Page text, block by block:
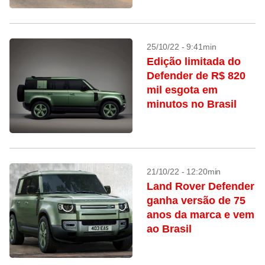
25/10/22 - 9:41min
Edição limitada do
Defender de R$ 820
mil esgota em
minutos no Brasil
21/10/22 - 12:20min
Land Rover Defender
ganha versão de 75
anos da marca e vem
ao Brasil